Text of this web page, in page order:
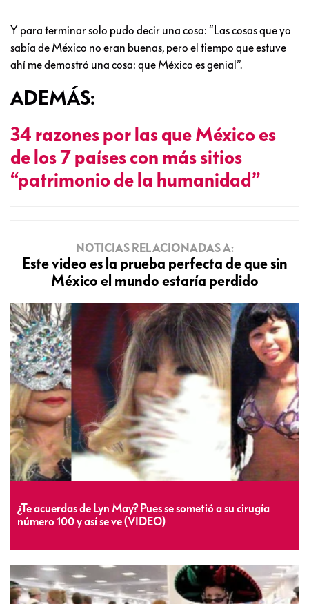
Y para terminar solo pudo decir una cosa: “Las cosas que yo
sabía de México no eran buenas, pero el tiempo que estuve
ahí me demostró una cosa: que México es genial”.
ADEMÁS:
34 razones por las que México es
de los 7 países con más sitios
“patrimonio de la humanidad”
NOTICIAS RELACIONADAS A:
Este video es la prueba perfecta de que sin
México el mundo estaría perdido
¿Te acuerdas de Lyn May? Pues se sometió a su cirugía
número 100 y así se ve (VIDEO)